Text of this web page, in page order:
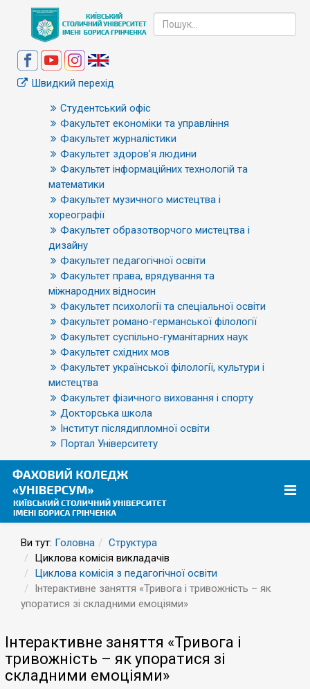
Швидкий перехід
Студентський офіс
Факультет економіки та управління
Факультет журналістики
Факультет здоров’я людини
Факультет інформаційних технологій та
математики
Факультет музичного мистецтва і
хореографії
Факультет образотворчого мистецтва і
дизайну
Факультет педагогічної освіти
Факультет права, врядування та
міжнародних відносин
Факультет психології та спеціальної освіти
Факультет романо-германської філології
Факультет суспільно-гуманітарних наук
Факультет східних мов
Факультет української філології, культури і
мистецтва
Факультет фізичного виховання і спорту
Докторська школа
Інститут післядипломної освіти
Портал Університету
Ви тут: Головна
Структура
Циклова комісія викладачів
Циклова комісія з педагогічної освіти
Інтерактивне заняття «Тривога і тривожність – як
упоратися зі складними емоціями»
Інтерактивне заняття «Тривога і
тривожність – як упоратися зі
складними емоціями»